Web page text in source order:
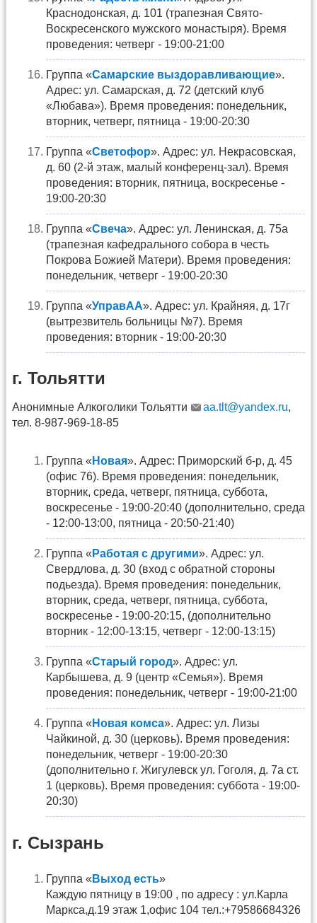
Краснодонская, д. 101 (трапезная Свято-
Воскресенского мужского монастыря). Время
проведения: четверг - 19:00-21:00
Группа «Самарские выздоравливающие».
Адрес: ул. Самарская, д. 72 (детский клуб
«Любава»). Время проведения: понедельник,
вторник, четверг, пятница - 19:00-20:30
Группа «Светофор». Адрес: ул. Некрасовская,
д. 60 (2-й этаж, малый конференц-зал). Время
проведения: вторник, пятница, воскресенье -
19:00-20:30
Группа «Свеча». Адрес: ул. Ленинская, д. 75а
(трапезная кафедрального собора в честь
Покрова Божией Матери). Время проведения:
понедельник, четверг - 19:00-20:30
Группа «УправАА». Адрес: ул. Крайняя, д. 17г
(вытрезвитель больницы №7). Время
проведения: вторник - 19:00-20:30
г. Тольятти
Анонимные Алкоголики Тольятти aa.tlt@yandex.ru,
тел. 8-987-969-18-85
Группа « Новая». Адрес: Приморский б-р, д. 45
(офис 76). Время проведения: понедельник,
вторник, среда, четверг, пятница, суббота,
воскресенье - 19:00-20:40 (дополнительно, среда
- 12:00-13:00, пятница - 20:50-21:40)
Группа « Работая с другими». Адрес: ул.
Свердлова, д. 30 (вход с обратной стороны
подьезда). Время проведения: понедельник,
вторник, среда, четверг, пятница, суббота,
воскресенье - 19:00-20:15, (дополнительно
вторник - 12:00-13:15, четверг - 12:00-13:15)
Группа «Старый город». Адрес: ул.
Карбышева, д. 9 (центр «Семья»). Время
проведения: понедельник, четверг - 19:00-21:00
Группа « Новая комса». Адрес: ул. Лизы
Чайкиной, д. 30 (церковь). Время проведения:
понедельник, четверг - 19:00-20:30
(дополнительно г. Жигулевск ул. Гоголя, д. 7а ст.
1 (церковь). Время проведения: суббота - 19:00-
20:30)
г. Сызрань
Группа « Выход есть»
Каждую пятницу в 19:00 , по адресу : ул.Карла
Маркса,д.19 этаж 1,офис 104 тел.:+79586684326